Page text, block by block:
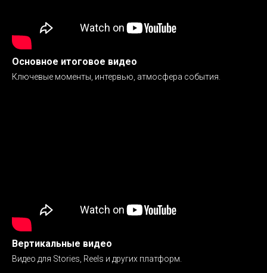
Основное итоговое видео
Ключевые моменты, интервью, атмосфера события.
Вертикальные видео
Видео для Stories, Reels и других платформ.